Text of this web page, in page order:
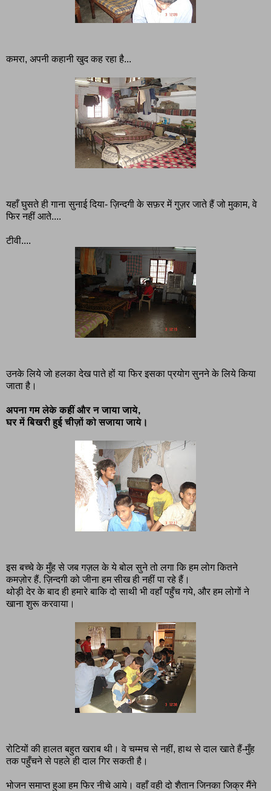
कमरा, अपनी कहानी खुद कह रहा है...
यहाँ घुसते ही गाना सुनाई दिया- ज़िन्दगी के सफ़र में गुज़र जाते हैं जो मुकाम, वे
फिर नहीं आते....
टीवी....
उनके लिये जो हलका देख पाते हों या फिर इसका प्रयोग सुनने के लिये किया
जाता है।
अपना गम लेके कहीं और न जाया जाये,
घर में बिखरी हुई चीज़ों को सजाया जाये।
इस बच्चे के मुँह से जब गज़ल के ये बोल सुने तो लगा कि हम लोग कितने
कमज़ोर हैं. ज़िन्दगी को जीना हम सीख ही नहीं पा रहे हैं।
थोड़ी देर के बाद ही हमारे बाकि दो साथी भी वहाँ पहुँच गये, और हम लोगों ने
खाना शुरू करवाया।
रोटियों की हालत बहुत खराब थी। वे चम्मच से नहीं, हाथ से दाल खाते हैं-मुँह
तक पहुँचने से पहले ही दाल गिर सकती है।
भोजन समाप्त हुआ हम फिर नीचे आये। वहाँ वही दो शैतान जिनका जिक्र मैंने